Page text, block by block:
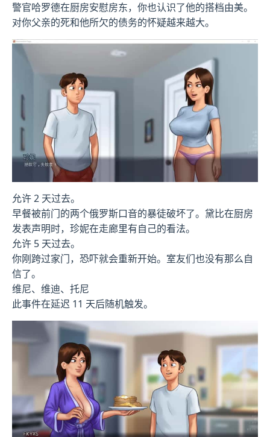
警官哈罗德在厨房安慰房东，你也认识了他的搭档由美。
对你父亲的死和他所欠的债务的怀疑越来越大。
允许 2 天过去。
早餐被前门的两个俄罗斯口音的暴徒破坏了。黛比在厨房
发表声明时，珍妮在走廊里有自己的看法。
允许 5 天过去。
你刚跨过家门，恐吓就会重新开始。室友们也没有那么自
信了。
维尼、维迪、托尼
此事件在延迟 11 天后随机触发。